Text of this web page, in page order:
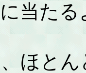
当た
ほと